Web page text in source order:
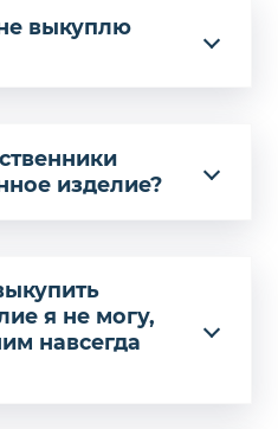
выкуплю
изделие?
я не могу,
навсегда